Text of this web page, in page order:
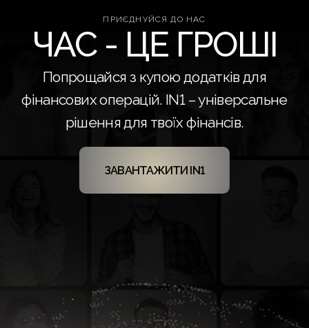
ПРИЄДНУЙСЯ ДО НАС
ЧАС - ЦЕ ГРОШІ
Попрощайся з купою додатків для
фінансових операцій. IN1 – універсальне
рішення для твоїх фінансів.
ЗАВАНТАЖИТИ IN1